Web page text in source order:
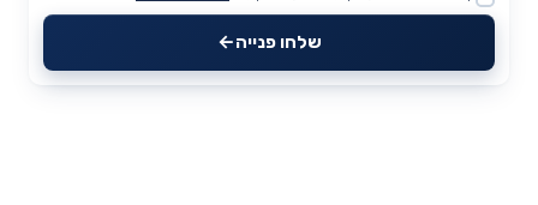
Website
שלחו פנייה